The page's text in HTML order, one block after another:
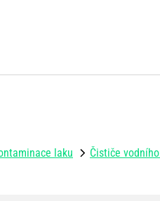
laku
Čističe